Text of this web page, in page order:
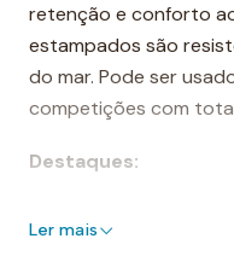
retenção e conforto
estampados são
do mar. Pode ser
competições com
Destaques:
Ler mais